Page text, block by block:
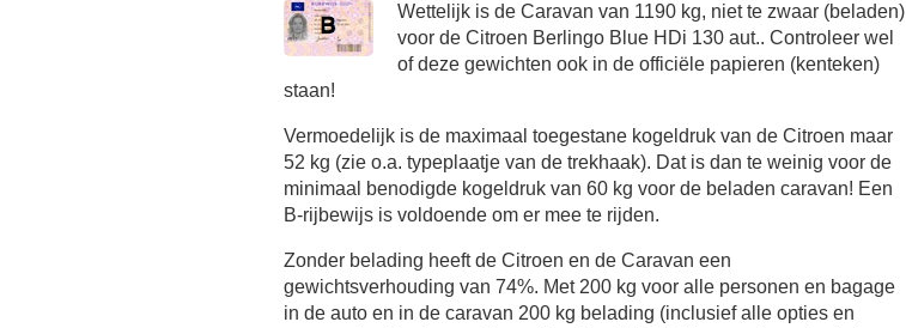
Wettelijk is de Caravan van 1190 kg, niet te zwaar (beladen)
voor de Citroen Berlingo Blue HDi 130 aut.. Controleer wel
of deze gewichten ook in de officiële papieren (kenteken)
staan!
Vermoedelijk is de maximaal toegestane kogeldruk van de Citroen maar
52 kg (zie o.a. typeplaatje van de trekhaak). Dat is dan te weinig voor de
minimaal benodigde kogeldruk van 60 kg voor de beladen caravan! Een
B-rijbewijs is voldoende om er mee te rijden.
Zonder belading heeft de Citroen en de Caravan een
gewichtsverhouding van 74%. Met 200 kg voor alle personen en bagage
in de auto en in de caravan 200 kg belading (inclusief alle opties en